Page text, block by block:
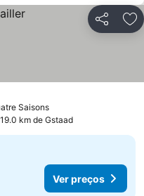
Partilhar
SaisonsVer preços
km de Gstaad
Ver preços